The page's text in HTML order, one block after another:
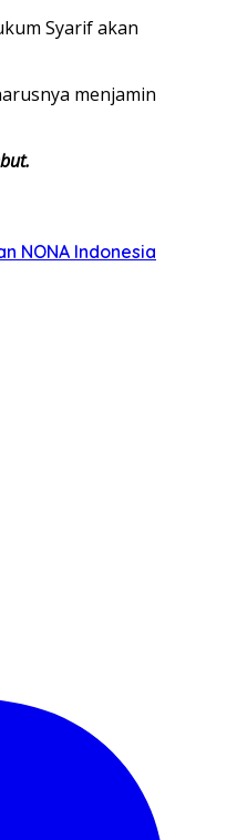
Syarif akan
menjamin
NONA Indonesia